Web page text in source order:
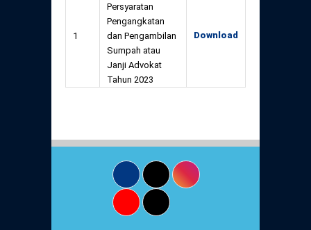
1
Persyaratan
Pengangkatan
dan Pengambilan
Sumpah atau
Janji Advokat
Tahun 2023
Download